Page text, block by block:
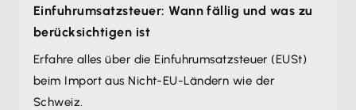
Einfuhrumsatzsteuer: Wann fällig und was zu
berücksichtigen ist
Erfahre alles über die Einfuhrumsatzsteuer (EUSt)
beim Import aus Nicht-EU-Ländern wie der
Schweiz.